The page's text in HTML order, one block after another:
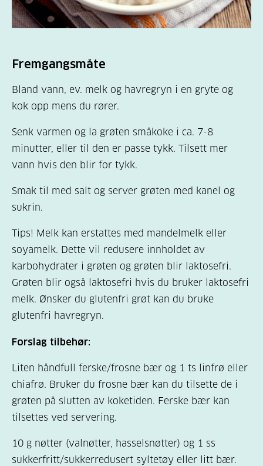
Fremgangsmåte
Bland vann, ev. melk og havregryn i en gryte og
kok opp mens du rører.
Senk varmen og la grøten småkoke i ca. 7-8
minutter, eller til den er passe tykk. Tilsett mer
vann hvis den blir for tykk.
Smak til med salt og server grøten med kanel og
sukrin.
Tips! Melk kan erstattes med mandelmelk eller
soyamelk. Dette vil redusere innholdet av
karbohydrater i grøten og grøten blir laktosefri.
Grøten blir også laktosefri hvis du bruker laktosefri
melk. Ønsker du glutenfri grøt kan du bruke
glutenfri havregryn.
Forslag tilbehør:
Liten håndfull ferske/frosne bær og 1 ts linfrø eller
chiafrø. Bruker du frosne bær kan du tilsette de i
grøten på slutten av koketiden. Ferske bær kan
tilsettes ved servering.
10 g nøtter (valnøtter, hasselsnøtter) og 1 ss
sukkerfritt/sukkerredusert syltetøy eller litt bær.